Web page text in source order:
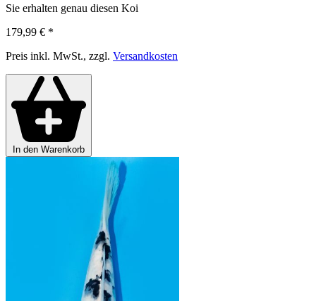
Sie erhalten genau diesen Koi
179,99 € *
Preis inkl. MwSt., zzgl. Versandkosten
In den Warenkorb